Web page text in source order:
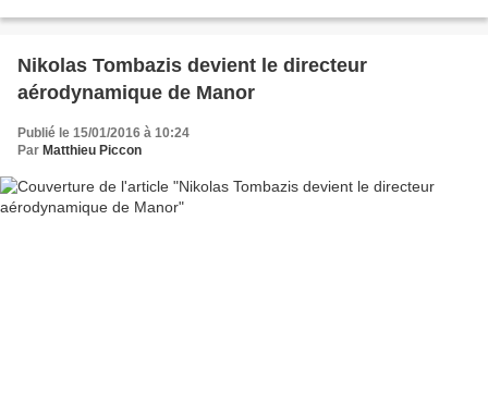
Nikolas Tombazis devient le directeur
aérodynamique de Manor
Publié le 15/01/2016 à 10:24
Par Matthieu Piccon